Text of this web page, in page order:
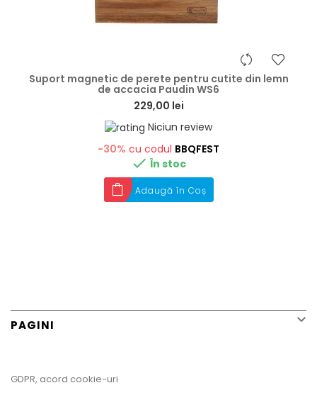
Suport magnetic de perete pentru cutite din lemn
de accacia Paudin WS6
229,00 lei
Niciun review
-30% cu codul BBQFEST
 În stoc
Adaugă în Coș
PAGINI 
GDPR, acord cookie-uri